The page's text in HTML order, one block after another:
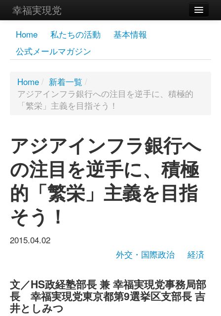
幸福実現党
メンバーズページ
党員
お問い合わせ
Home 私たちの活動
基本情報
公式メールマガジン
Home / 新着一覧 /
アジアインフラ銀行への注目を逆手に、積極的
「繁栄」主義を目指そう！
アジアインフラ銀行へ
の注目を逆手に、積極
的「繁栄」主義を目指
そう！
2015.04.02
外交・国際政治
経済
文／HS政経塾部長 兼 幸福実現党事務局部
長 幸福実現党東京都第9選挙区支部長 吉
井としみつ